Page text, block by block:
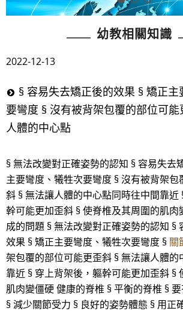
幼教相關知識
2022-12-13
§ 容易失去矯正後的效果 § 矯正
要彎度 § 沒有被背架包覆的部位可
人體的中心點
§ 無法改變對正確姿勢的認知 § 容易失去
主要彎度、犧牲次要彎度 § 沒有被背架包
斜 § 無法讓人體的中心點同時往中間靠近
幹可能更加歪斜 § 使脊椎及其周圍的肌肉
成的問題 § 無法改變對正確姿勢的認知 §
效果 § 矯正主要彎度、犧牲次要彎度 § 關
架包覆的部位可能更歪斜 § 無法讓人體的
靠近 § 穿上背架後，軀幹可能更加歪斜 §
肌肉變僵硬 健康的脊椎 § 平衡的脊椎 §
§ 減少關節受力 § 良好的姿勢體態 § 用正